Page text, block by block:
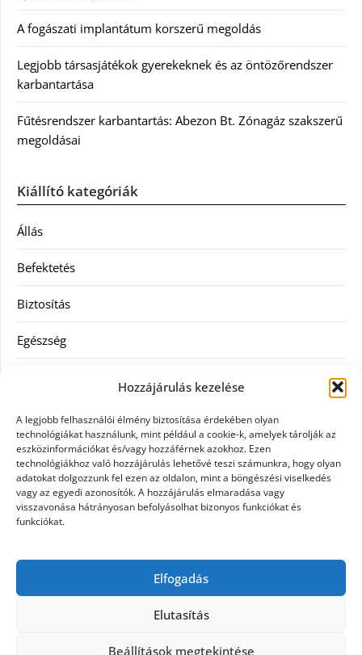
Hozzájárulás kezelése
A legjobb felhasználói élmény biztosítása érdekében olyan
technológiákat használunk, mint például a cookie-k, amelyek tárolják az
eszközinformációkat és/vagy hozzáférnek azokhoz. Ezen
technológiákhoz való hozzájárulás lehetővé teszi számunkra, hogy olyan
adatokat dolgozzunk fel ezen az oldalon, mint a böngészési viselkedés
vagy az egyedi azonosítók. A hozzájárulás elmaradása vagy
visszavonása hátrányosan befolyásolhat bizonyos funkciókat és
funkciókat.
Elfogadás
Elutasítás
Beállítások megtekintése
A fogászati implantátum korszerű megoldás
Legjobb társasjátékok gyerekeknek és az öntözőrendszer
karbantartása
Fűtésrendszer karbantartás: Abezon Bt. Zónagáz szakszerű
megoldásai
Kiállító kategóriák
Állás
Befektetés
Biztosítás
Egészség
Ingatlan
Művészetek és szórakozás
Múzeumok
Szolgáltatás
Szórakozás
Webáruház